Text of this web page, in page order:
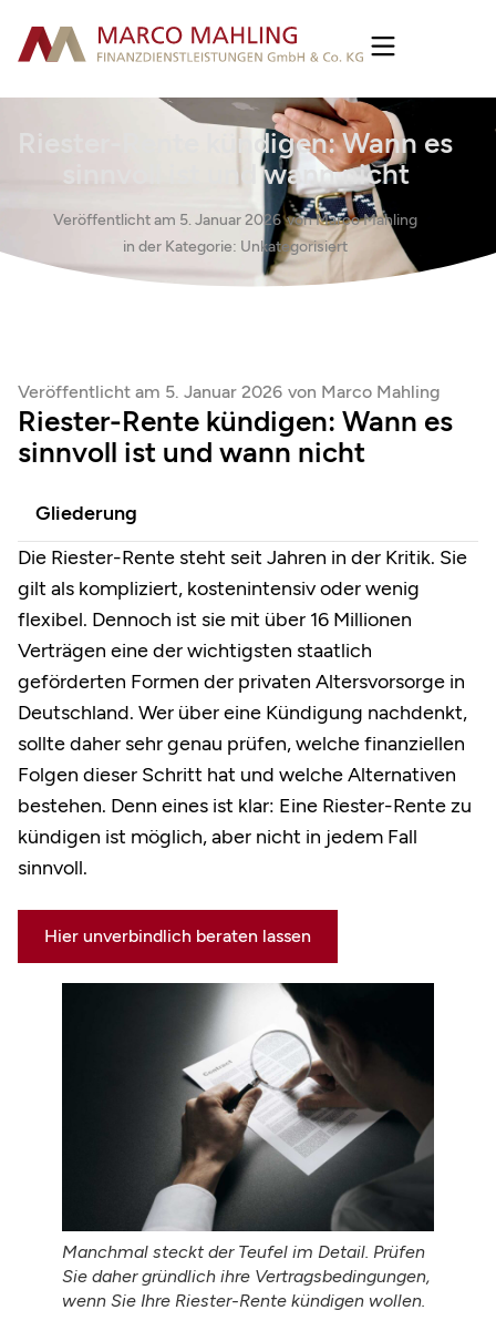
Riester-Rente kündigen: Wann es
sinnvoll ist und wann nicht
Veröffentlicht am 5. Januar 2026 vonMarco Mahling
in der Kategorie: Unkategorisiert
Veröffentlicht am 5. Januar 2026 von Marco Mahling
Riester-Rente kündigen: Wann es
sinnvoll ist und wann nicht
Gliederung
Die Riester-Rente steht seit Jahren in der Kritik. Sie
gilt als kompliziert, kostenintensiv oder wenig
flexibel. Dennoch ist sie mit über 16 Millionen
Verträgen eine der wichtigsten staatlich
geförderten Formen der privaten Altersvorsorge in
Deutschland. Wer über eine Kündigung nachdenkt,
sollte daher sehr genau prüfen, welche finanziellen
Folgen dieser Schritt hat und welche Alternativen
bestehen. Denn eines ist klar: Eine Riester-Rente zu
kündigen ist möglich, aber nicht in jedem Fall
sinnvoll.
Hier unverbindlich beraten lassen
Manchmal steckt der Teufel im Detail. Prüfen
Sie daher gründlich ihre Vertragsbedingungen,
wenn Sie Ihre Riester-Rente kündigen wollen.